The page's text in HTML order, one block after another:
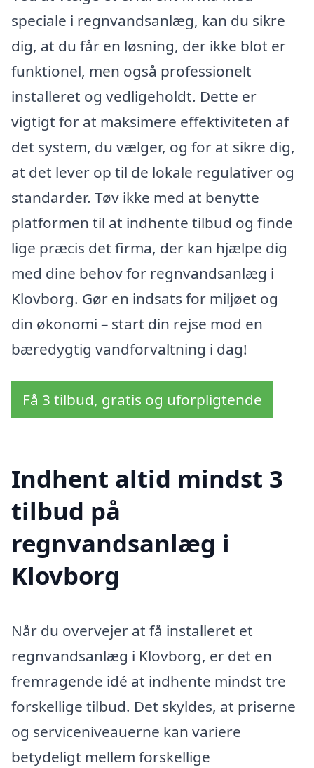
speciale i regnvandsanlæg, kan du sikre
dig, at du får en løsning, der ikke blot er
funktionel, men også professionelt
installeret og vedligeholdt. Dette er
vigtigt for at maksimere effektiviteten af
det system, du vælger, og for at sikre dig,
at det lever op til de lokale regulativer og
standarder. Tøv ikke med at benytte
platformen til at indhente tilbud og finde
lige præcis det firma, der kan hjælpe dig
med dine behov for regnvandsanlæg i
Klovborg. Gør en indsats for miljøet og
din økonomi – start din rejse mod en
bæredygtig vandforvaltning i dag!
Få 3 tilbud, gratis og uforpligtende
Indhent altid mindst 3
tilbud på
regnvandsanlæg i
Klovborg
Når du overvejer at få installeret et
regnvandsanlæg i Klovborg, er det en
fremragende idé at indhente mindst tre
forskellige tilbud. Det skyldes, at priserne
og serviceniveauerne kan variere
betydeligt mellem forskellige